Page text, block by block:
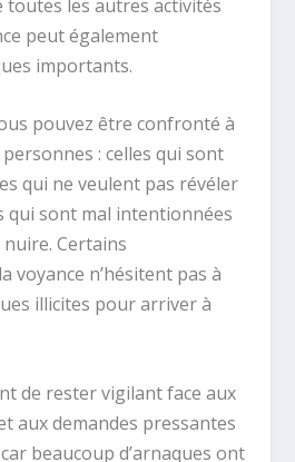
toutes les autres activités
peut également
importants.
pouvez être confronté à
: celles qui sont
qui ne veulent pas révéler
qui sont mal intentionnées
Certains
voyance n’hésitent pas à
illicites pour arriver à
de rester vigilant face aux
aux demandes pressantes
beaucoup d’arnaques ont